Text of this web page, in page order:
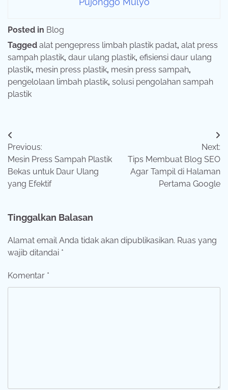
Posted in Blog
Tagged alat pengepress limbah plastik padat, alat press
sampah plastik, daur ulang plastik, efisiensi daur ulang
plastik, mesin press plastik, mesin press sampah,
pengelolaan limbah plastik, solusi pengolahan sampah
plastik
Navigasi
pos
Previous:
Mesin Press Sampah Plastik
Bekas untuk Daur Ulang
yang Efektif
Next:
Tips Membuat Blog SEO
Agar Tampil di Halaman
Pertama Google
Tinggalkan Balasan
Alamat email Anda tidak akan dipublikasikan. Ruas yang
wajib ditandai *
Komentar *